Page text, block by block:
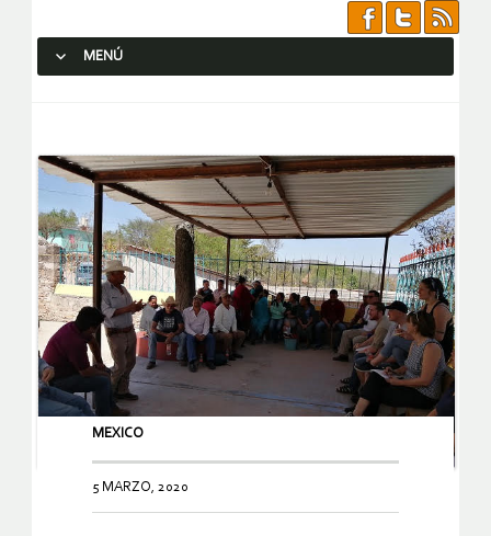
MENÚ
MEXICO
5 MARZO, 2020